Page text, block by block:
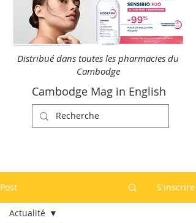
Distribué dans toutes les pharmacies du
Cambodge
Cambodge Mag in English
Post S'inscrire
Actualité